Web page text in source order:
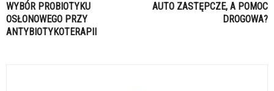
WYBÓR PROBIOTYKU
OSŁONOWEGO PRZY
ANTYBIOTYKOTERAPII
AUTO ZASTĘPCZE, A POMOC
DROGOWA?